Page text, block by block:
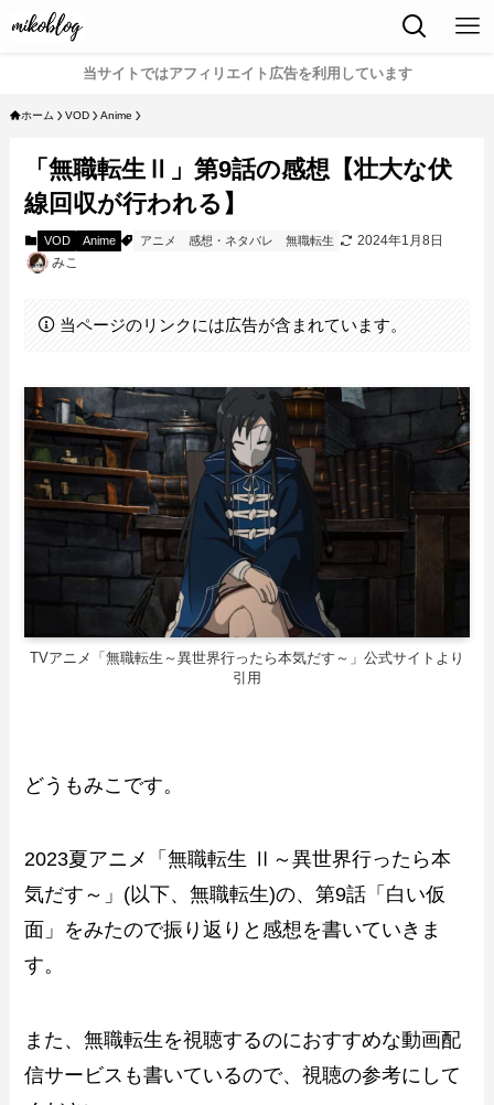
当サイトではアフィリエイト広告を利用しています
ホーム VOD Anime
「無職転生Ⅱ」第9話の感想【壮大な伏
線回収が行われる】
VOD Anime アニメ 感想・ネタバレ 無職転生
2024年1月8日
みこ
当ページのリンクには広告が含まれています。
TVアニメ「無職転生～異世界行ったら本気だす～」公式サイトより
引用
どうもみこです。
2023夏アニメ「無職転生 Ⅱ～異世界行ったら本
気だす～」(以下、無職転生)の、第9話「白い仮
面」をみたので振り返りと感想を書いていきま
す。
また、無職転生を視聴するのにおすすめな動画配
信サービスも書いているので、視聴の参考にして